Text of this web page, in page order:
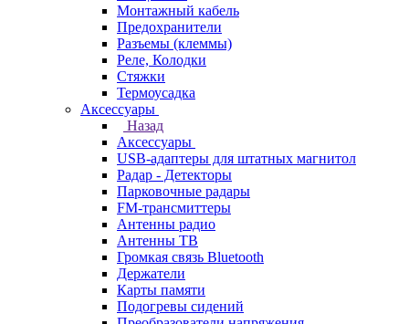
Монтажный кабель
Предохранители
Разъемы (клеммы)
Реле, Колодки
Стяжки
Термоусадка
Аксессуары
Назад
Аксессуары
USB-адаптеры для штатных магнитол
Радар - Детекторы
Парковочные радары
FM-трансмиттеры
Антенны радио
Антенны ТВ
Громкая связь Bluetooth
Держатели
Карты памяти
Подогревы сидений